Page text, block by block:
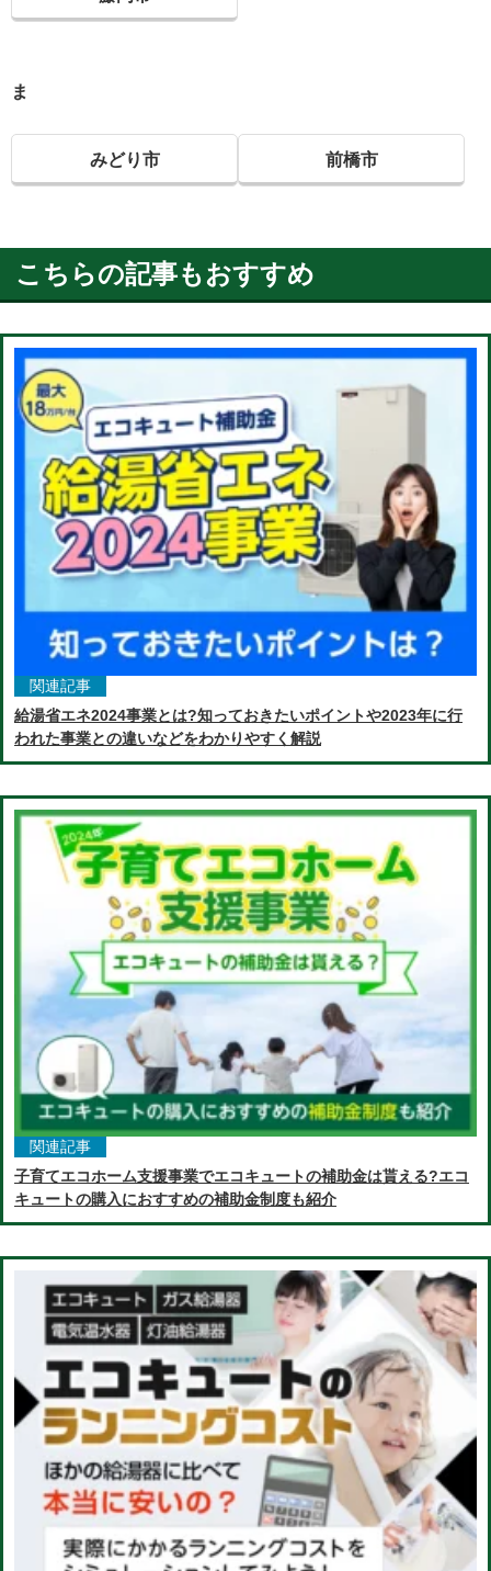
ま
みどり市 前橋市
こちらの記事もおすすめ
関連記事
給湯省エネ2024事業とは?知っておきたいポイントや2023年に行
われた事業との違いなどをわかりやすく解説
関連記事
子育てエコホーム支援事業でエコキュートの補助金は貰える?エコ
キュートの購入におすすめの補助金制度も紹介